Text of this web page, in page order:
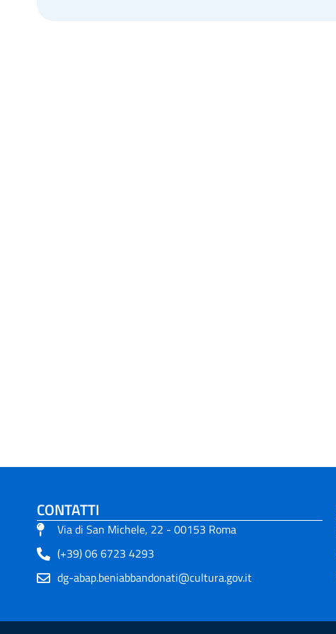
CONTATTI
Via di San Michele, 22 - 00153 Roma
(+39) 06 6723 4293
dg-abap.beniabbandonati@cultura.gov.it